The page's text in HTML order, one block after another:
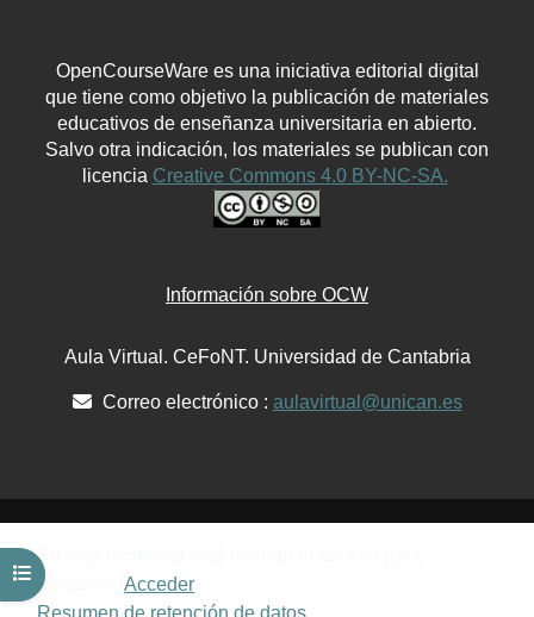
Abrir índice del curso
OpenCourseWare es una iniciativa editorial digital
que tiene como objetivo la publicación de materiales
educativos de enseñanza universitaria en abierto.
Salvo otra indicación, los materiales se publican con
licencia Creative Commons 4.0 BY-NC-SA.
Información sobre OCW
Aula Virtual. CeFoNT. Universidad de Cantabria
Correo electrónico : aulavirtual@unican.es
En este momento está usando el acceso para
invitados ( Acceder
Resumen de retención de datos